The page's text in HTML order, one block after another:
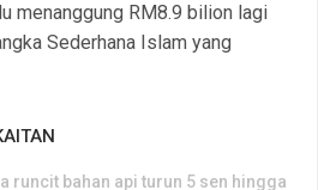
menanggung RM8.9 bilion lagi
Sederhana Islam yang
runcit bahan api turun 5 sen hingga